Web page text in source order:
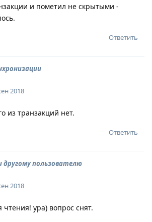
и пометил не скрытыми -
Ответить
2018
из транзакций нет.
Ответить
другому пользователю
2018
ура) вопрос снят.